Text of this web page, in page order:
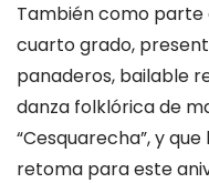
También como parte
cuarto grado,
panaderos, bailable
danza folklórica de
“Cesquarecha”, y
retoma para este